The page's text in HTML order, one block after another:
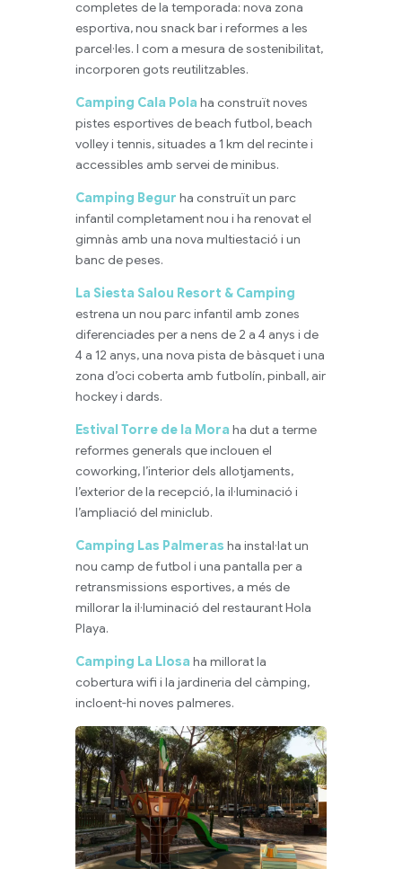
completes de la temporada: nova zona
esportiva, nou snack bar i reformes a les
parcel·les. I com a mesura de sostenibilitat,
incorporen gots reutilitzables.
Camping Cala Pola ha construït noves
pistes esportives de beach futbol, beach
volley i tennis, situades a 1 km del recinte i
accessibles amb servei de minibus.
Camping Begur ha construït un parc
infantil completament nou i ha renovat el
gimnàs amb una nova multiestació i un
banc de peses.
La Siesta Salou Resort & Camping
estrena un nou parc infantil amb zones
diferenciades per a nens de 2 a 4 anys i de
4 a 12 anys, una nova pista de bàsquet i una
zona d’oci coberta amb futbolín, pinball, air
hockey i dards.
Estival Torre de la Mora ha dut a terme
reformes generals que inclouen el
coworking, l’interior dels allotjaments,
l’exterior de la recepció, la il·luminació i
l’ampliació del miniclub.
Camping Las Palmeras ha instal·lat un
nou camp de futbol i una pantalla per a
retransmissions esportives, a més de
millorar la il·luminació del restaurant Hola
Playa.
Camping La Llosa ha millorat la
cobertura wifi i la jardineria del càmping,
incloent-hi noves palmeres.